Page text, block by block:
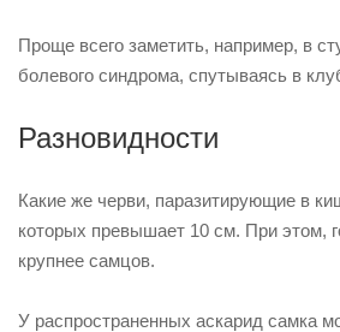
Проще всего заметить, например, в
болевого синдрома, спутываясь в
Разновидности
Какие же черви, паразитирующие в
которых превышает 10 см. При этом,
крупнее самцов.
У распространенных аскарид самка